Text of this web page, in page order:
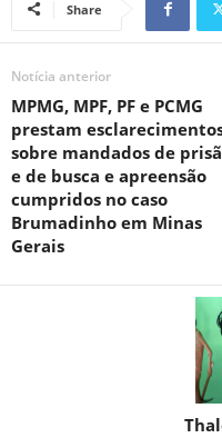
Share
Notícia anterior
MPMG, MPF, PF e PCMG
prestam
sobre mandados de
e de busca e apreensão
cumpridos no caso
Brumadinho em Minas
Gerais